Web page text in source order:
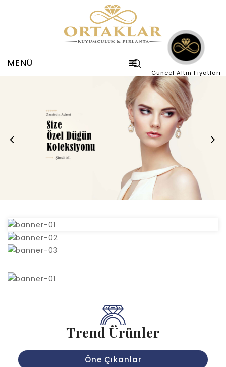
Güncel Altın Fiyatları
MENÜ
Trend Ürünler
Öne Çıkanlar